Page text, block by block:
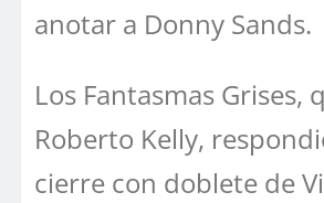
anotar a Donny Sands.
Los Fantasmas Grises,
Roberto Kelly,
cierre con doblete de